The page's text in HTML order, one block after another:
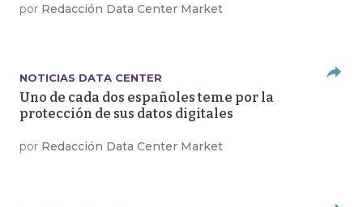
por Redacción Data Center Market
NOTICIAS DATA CENTER
Uno de cada dos españoles teme por la
protección de sus datos digitales
por Redacción Data Center Market